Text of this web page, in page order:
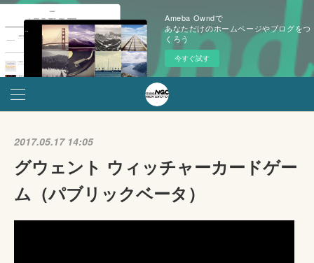
Ameba Owndで
あなただけのホームページやブログをつ
くろう
今すぐ試す
2017.05.17 14:05
グウェント ウィッチャーカードゲー
ム（パブリックベータ）